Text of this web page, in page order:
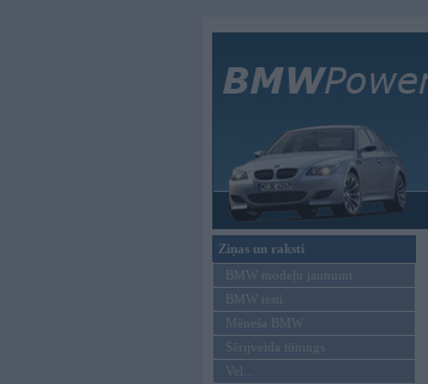
Ziņas un raksti
BMW modeļu jaunumi
BMW testi
Mēneša BMW
Sērijveida tūnings
Vel...